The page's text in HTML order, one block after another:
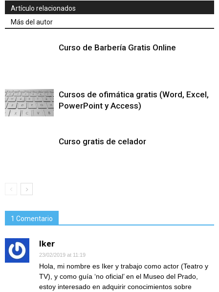
Artículo relacionados
Más del autor
Curso de Barbería Gratis Online
Cursos de ofimática gratis (Word, Excel,
PowerPoint y Access)
Curso gratis de celador
1 Comentario
Iker
23/02/2019 at 11:19
Hola, mi nombre es Iker y trabajo como actor (Teatro y
TV), y como guía ‘no oficial’ en el Museo del Prado,
estoy interesado en adquirir conocimientos sobre